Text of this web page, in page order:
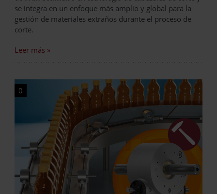
se integra en un enfoque más amplio y global para la
gestión de materiales extraños durante el proceso de
corte.
Leer más »
0